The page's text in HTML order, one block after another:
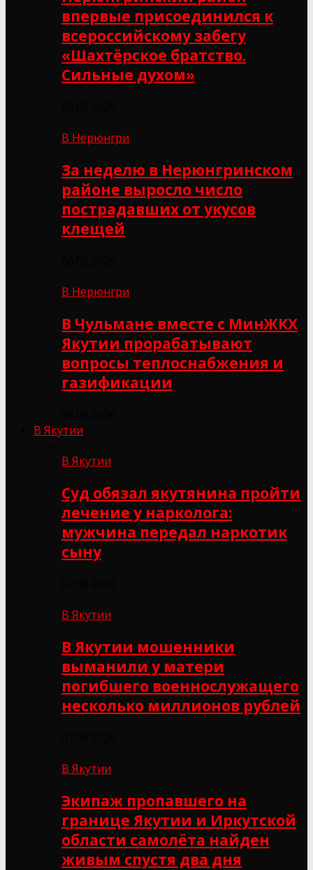
впервые присоединился к
всероссийскому забегу
«Шахтёрское братство.
Сильные духом»
В Нерюнгри
За неделю в Нерюнгринском
районе выросло число
пострадавших от укусов
клещей
В Нерюнгри
В Чульмане вместе с МинЖКХ
Якутии прорабатывают
вопросы теплоснабжения и
газификации
В Якутии
В Якутии
Суд обязал якутянина пройти
лечение у нарколога:
мужчина передал наркотик
сыну
В Якутии
В Якутии мошенники
выманили у матери
погибшего военнослужащего
несколько миллионов рублей
В Якутии
Экипаж пропавшего на
границе Якутии и Иркутской
области самолёта найден
живым спустя два дня